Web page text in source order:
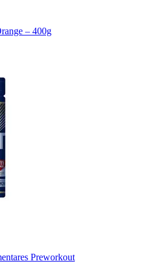
– 400g
Preworkout